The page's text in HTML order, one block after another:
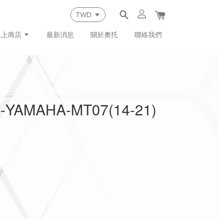
商店 最新消息 關於奧托 聯絡我們
MT07(14-21)